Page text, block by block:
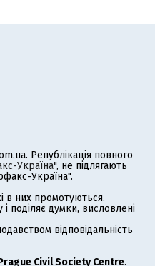
Републікація повного
Україна", не підлягають
Україна".
в них промотуються.
поділяє думки, висловлені
відповідальність
Civil Society Centre.